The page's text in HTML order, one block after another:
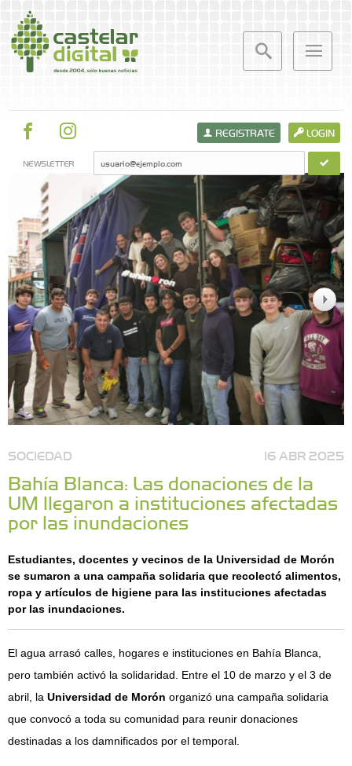
LOGIN
REGISTRATE
NEWSLETTER
SOCIEDAD 16 ABR 2025
Bahía Blanca: Las donaciones de la
UM llegaron a instituciones afectadas
por las inundaciones
Estudiantes, docentes y vecinos de la Universidad de Morón
se sumaron a una campaña solidaria que recolectó alimentos,
ropa y artículos de higiene para las instituciones afectadas
por las inundaciones.
El agua arrasó calles, hogares e instituciones en Bahía Blanca,
pero también activó la solidaridad. Entre el 10 de marzo y el 3 de
abril, la Universidad de Morón organizó una campaña solidaria
que convocó a toda su comunidad para reunir donaciones
destinadas a los damnificados por el temporal.